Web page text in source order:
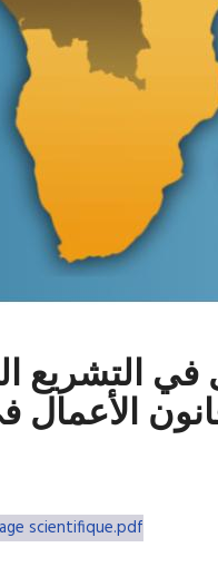
التشريع
الأعمال
scientifique.pdf